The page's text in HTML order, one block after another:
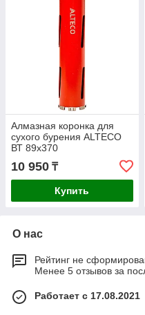
Алмазная коронка для
сухого бурения ALTECO
ВТ 89х370
10 950 ₸
Купить
О нас
Рейтинг не
Менее 5 отзывов за
Работает с 17.08.2021